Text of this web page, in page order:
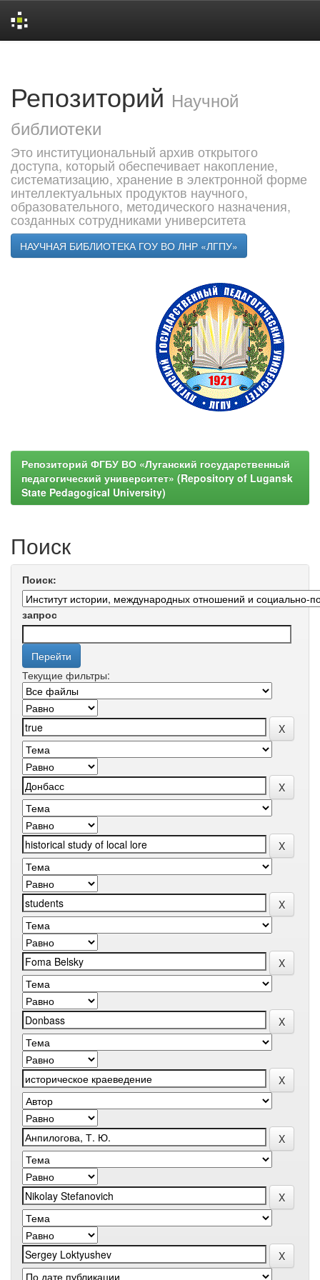
Репозиторий Научной
библиотеки
Это институциональный архив открытого
доступа, который обеспечивает накопление,
систематизацию, хранение в электронной форме
интеллектуальных продуктов научного,
образовательного, методического назначения,
созданных сотрудниками университета
НАУЧНАЯ БИБЛИОТЕКА ГОУ ВО ЛНР «ЛГПУ»
Репозиторий ФГБУ ВО «Луганский государственный
педагогический университет» (Repository of Lugansk
State Pedagogical University)
Поиск
Поиск:
запрос
Текущие фильтры: